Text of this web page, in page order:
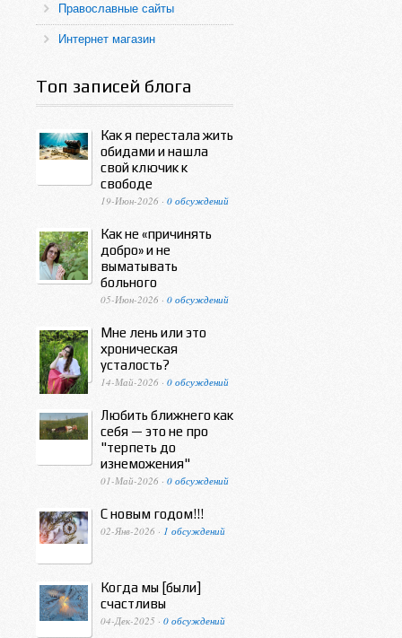
Православные сайты
Интернет магазин
Топ записей блога
Как я перестала жить
обидами и нашла
свой ключик к
свободе
19-Июн-2026 · 0 обсуждений
Как не «причинять
добро» и не
выматывать
больного
05-Июн-2026 · 0 обсуждений
Мне лень или это
хроническая
усталость?
14-Май-2026 · 0 обсуждений
Любить ближнего как
себя — это не про
"терпеть до
изнеможения"
01-Май-2026 · 0 обсуждений
С новым годом!!!
02-Янв-2026 · 1 обсуждений
Когда мы [были]
счастливы
04-Дек-2025 · 0 обсуждений